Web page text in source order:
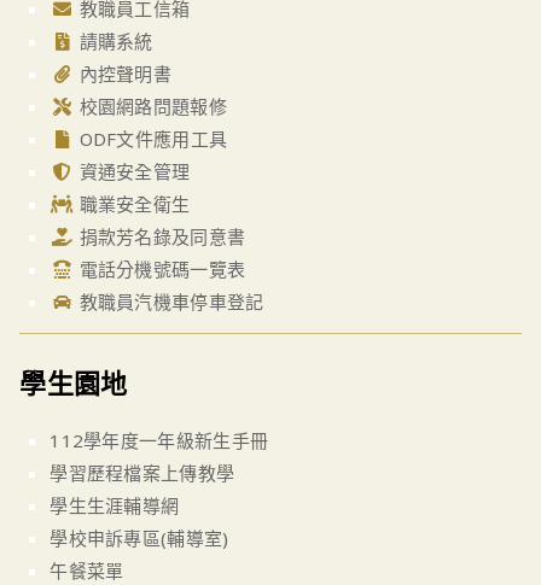
教職員工信箱
請購系統
內控聲明書
校園網路問題報修
ODF文件應用工具
資通安全管理
職業安全衛生
捐款芳名錄及同意書
電話分機號碼一覽表
教職員汽機車停車登記
學生園地
112學年度一年級新生手冊
學習歷程檔案上傳教學
學生生涯輔導網
學校申訴專區(輔導室)
午餐菜單